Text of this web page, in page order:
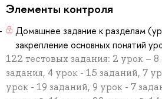
Элементы контроля
Домашнее задание к разделам
закрепление основных понятий
122 тестовых задания: 2 урок –
задания, 4 урок - 15 заданий, 7
урок - 19 заданий, 9 урок - 7